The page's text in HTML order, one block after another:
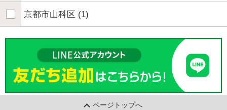
京都市山科区 (1)
ページトップへ